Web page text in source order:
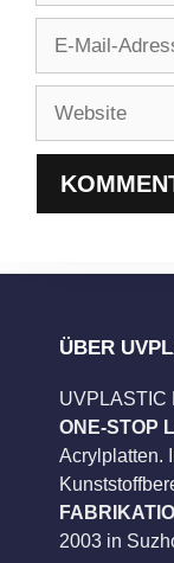
Adresse
ÜBER
UVPLASTIC
ONE-STOP
Acrylplatten.
2003 in